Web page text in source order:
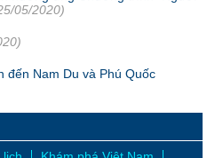
05/2020)
đến Nam Du và Phú Quốc